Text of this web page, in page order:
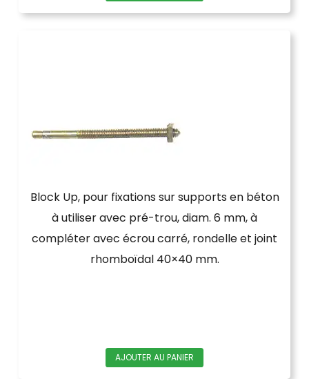
Block Up, pour fixations sur supports en béton
à utiliser avec pré-trou, diam. 6 mm, à
compléter avec écrou carré, rondelle et joint
rhomboïdal 40×40 mm.
AJOUTER AU PANIER